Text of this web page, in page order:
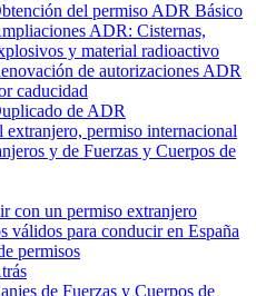
del permiso ADR Básico
ADR: Cisternas,
y material radioactivo
de autorizaciones ADR
caducidad
de ADR
extranjero, permiso internacional
y de Fuerzas y Cuerpos de
con un permiso extranjero
válidos para conducir en España
permisos
de Fuerzas y Cuerpos de